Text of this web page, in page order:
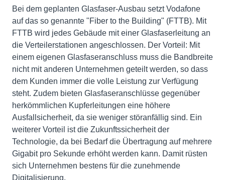
Bei dem geplanten Glasfaser-Ausbau setzt Vodafone
auf das so genannte "Fiber to the Building" (FTTB). Mit
FTTB wird jedes Gebäude mit einer Glasfaserleitung an
die Verteilerstationen angeschlossen. Der Vorteil: Mit
einem eigenen Glasfaseranschluss muss die Bandbreite
nicht mit anderen Unternehmen geteilt werden, so dass
dem Kunden immer die volle Leistung zur Verfügung
steht. Zudem bieten Glasfaseranschlüsse gegenüber
herkömmlichen Kupferleitungen eine höhere
Ausfallsicherheit, da sie weniger störanfällig sind. Ein
weiterer Vorteil ist die Zukunftssicherheit der
Technologie, da bei Bedarf die Übertragung auf mehrere
Gigabit pro Sekunde erhöht werden kann. Damit rüsten
sich Unternehmen bestens für die zunehmende
Digitalisierung.